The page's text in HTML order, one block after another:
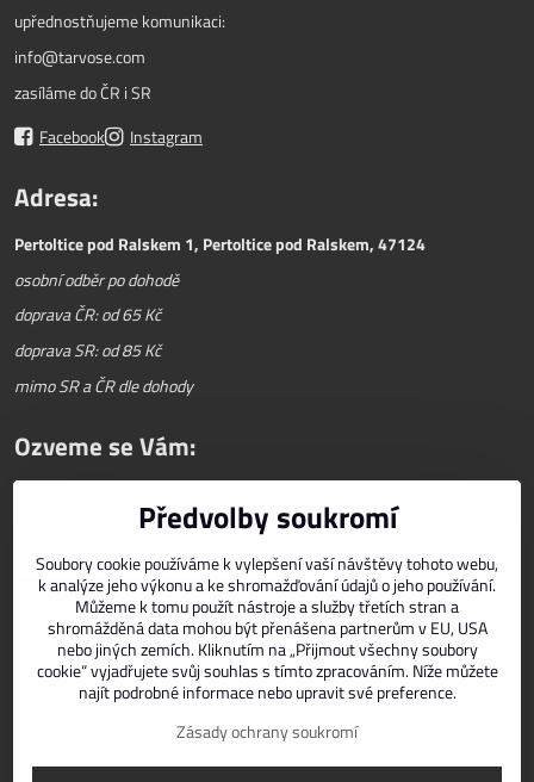
upřednostňujeme komunikaci:
info@tarvose.com
zasíláme do ČR i SR
Facebook
Instagram
Adresa:
Pertoltice pod Ralskem 1, Pertoltice pod Ralskem, 47124
osobní odběr po dohodě
doprava ČR: od 65 Kč
doprava SR: od 85 Kč
mimo SR a ČR dle dohody
Ozveme se Vám:
Předvolby soukromí
Soubory cookie používáme k vylepšení vaší návštěvy tohoto webu,
k analýze jeho výkonu a ke shromažďování údajů o jeho používání.
Můžeme k tomu použít nástroje a služby třetích stran a
shromážděná data mohou být přenášena partnerům v EU, USA
nebo jiných zemích. Kliknutím na „Přijmout všechny soubory
cookie“ vyjadřujete svůj souhlas s tímto zpracováním. Níže můžete
najít podrobné informace nebo upravit své preference.
Zásady ochrany soukromí